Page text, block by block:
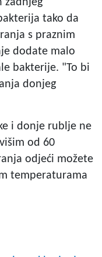
tako da
s praznim
dodate malo
bakterije. "To bi
donjeg
i donje rublje ne
od 60
odjeći možete
temperaturama